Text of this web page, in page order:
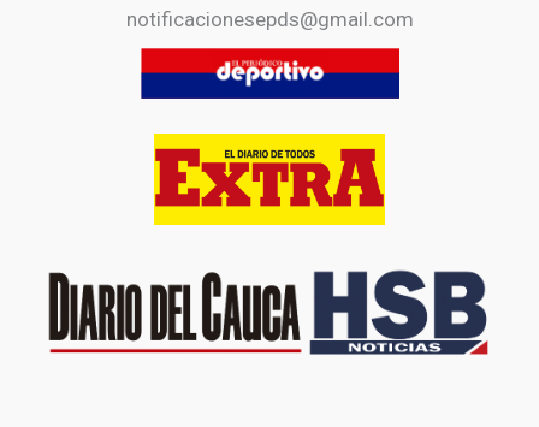
notificacionesepds@gmail.com